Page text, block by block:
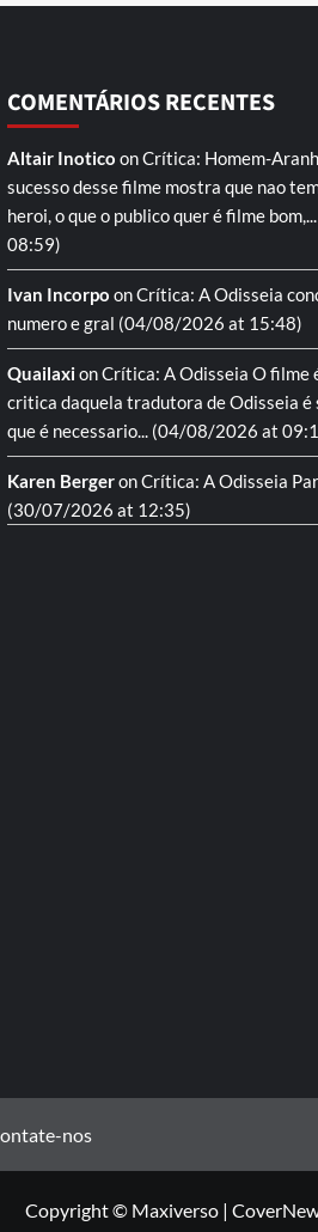
COMENTÁRIOS RECENTES
Altair Inotico onCrítica: Homem-
sucesso desse filme mostra que nao
heroi, o que o publico quer é filme bom,...
08:59)
Ivan Incorpo onCrítica: A Odisseia
numero e gral (04/08/2026 at 15:48)
QuailaxionCrítica: A Odisseia O filme
critica daquela tradutora de Odisseia é
que é necessario... (04/08/2026 at
Karen BergeronCrítica: A Odisseia
(30/07/2026 at 12:35)
nos
Copyright © Maxiverso |